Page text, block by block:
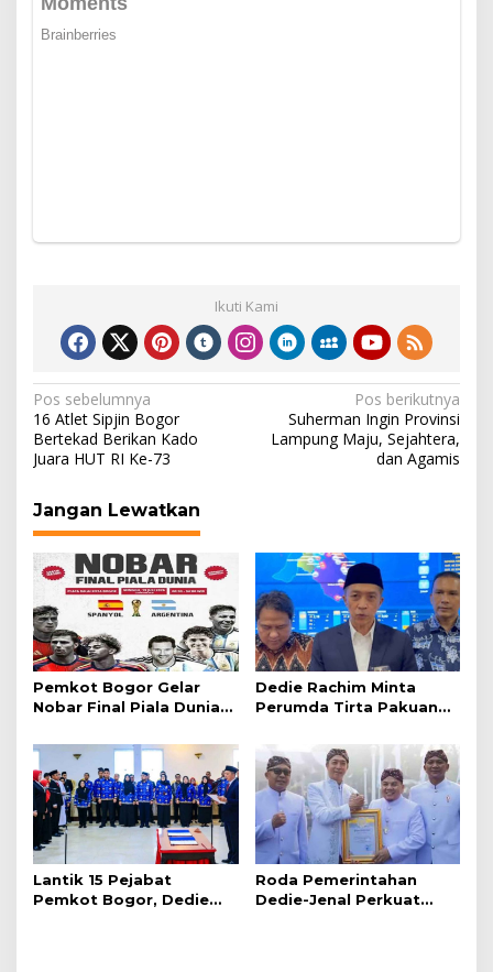
Ikuti Kami
Navigasi
pos
Pos sebelumnya
16 Atlet Sipjin Bogor
Bertekad Berikan Kado
Juara HUT RI Ke-73
Pos berikutnya
Suherman Ingin Provinsi
Lampung Maju, Sejahtera,
dan Agamis
Jangan Lewatkan
Pemkot Bogor Gelar
Nobar Final Piala Dunia
Dedie Rachim Minta
Perumda Tirta Pakuan
Warga Terdampak
Kekeringan
Lantik 15 Pejabat
Pemkot Bogor, Dedie
Roda Pemerintahan
Dedie-Jenal Perkuat